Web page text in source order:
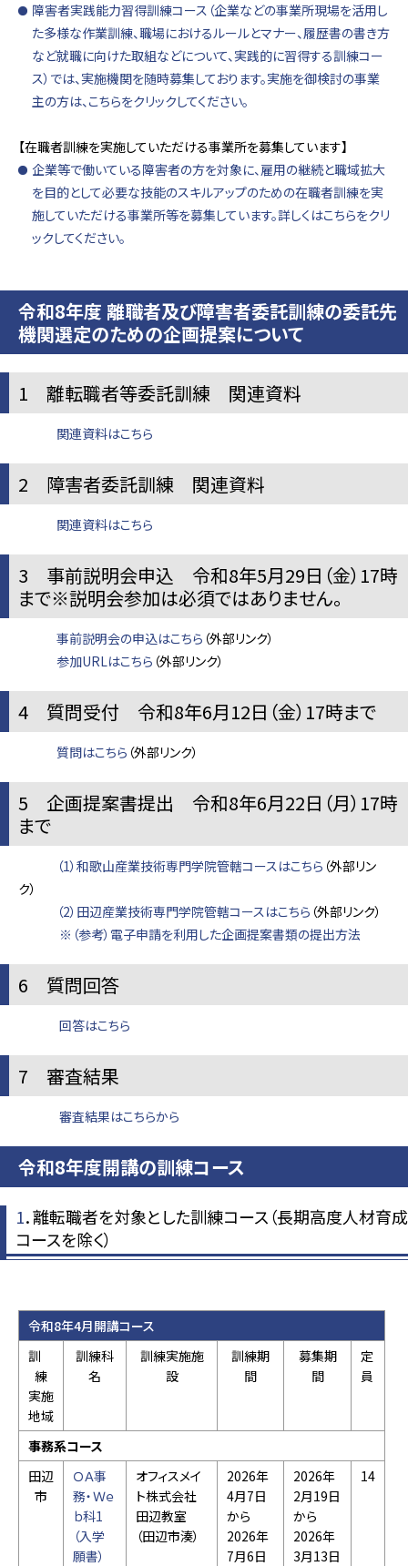
障害者実践能力習得訓練コース（企業などの事業所現場を活用し
た多様な作業訓練、職場におけるルールとマナー、履歴書の書き方
など就職に向けた取組などについて、実践的に習得する訓練コー
ス）では、実施機関を随時募集しております。実施を御検討の事業
主の方は、こちらをクリックしてください。
【在職者訓練を実施していただける事業所を募集しています】
企業等で働いている障害者の方を対象に、雇用の継続と職域拡大
を目的として必要な技能のスキルアップのための在職者訓練を実
施していただける事業所等を募集しています。詳しくはこちらをクリ
ックしてください。
令和8年度 離職者及び障害者委託訓練の委託先
機関選定のための企画提案について
1 離転職者等委託訓練 関連資料
関連資料はこちら
2 障害者委託訓練 関連資料
関連資料はこちら
3 事前説明会申込 令和8年5月29日（金）17時
まで※説明会参加は必須ではありません。
事前説明会の申込はこちら （外部リンク）
参加URLはこちら （外部リンク）
4 質問受付 令和8年6月12日（金）17時まで
質問はこちら （外部リンク）
5 企画提案書提出 令和8年6月22日（月）17時
まで
（1）和歌山産業技術専門学院管轄コースはこちら （外部リン
ク）
（2）田辺産業技術専門学院管轄コースはこちら （外部リンク）
※（参考）電子申請を利用した企画提案書類の提出方法
6 質問回答
回答はこちら
7 審査結果
審査結果はこちらから
令和8年度開講の訓練コース
1．離転職者を対象とした訓練コース（長期高度人材育成
コースを除く）
令和8年4月開講コース
訓
練
実施
地域
訓練科
名
訓練実施施
設
訓練期
間
募集期
間
定
員
事務系コース
田辺
市
ＯＡ事
務・Ｗｅ
ｂ科1
（入学
願書）
オフィスメイ
ト株式会社
田辺教室
（田辺市湊）
2026年
4月7日
から
2026年
7月6日
2026年
2月19日
から
2026年
3月13日
14